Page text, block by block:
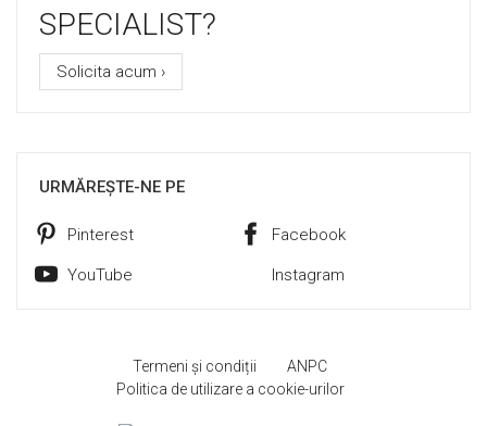
SPECIALIST?
Solicita acum ›
URMĂREȘTE-NE PE
Pinterest Facebook
YouTube Instagram
Termeni și condiții
ANPC
Politica de utilizare a cookie-urilor